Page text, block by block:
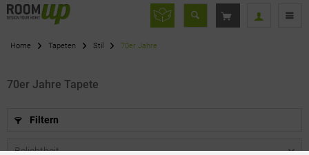
Home Tapeten Stil 70er Jahre
70er Jahre Tapete
Filtern